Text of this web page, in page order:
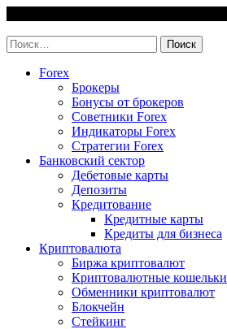
content
Найти:
Forex
Брокеры
Бонусы от брокеров
Советники Forex
Индикаторы Forex
Стратегии Forex
Банковский сектор
Дебетовые карты
Депозиты
Кредитование
Кредитные карты
Кредиты для бизнеса
Криптовалюта
Биржа криптовалют
Криптовалютные кошельки
Обменники криптовалют
Блокчейн
Стейкинг